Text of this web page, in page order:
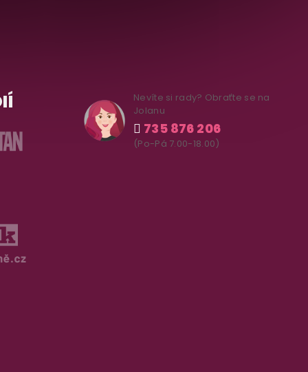
Nevíte si rady? Obraťte se na
Jolanu
735 876 206
(Po-Pá 7.00-18.00)